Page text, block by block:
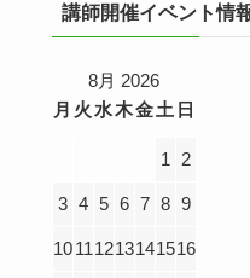
講師開催イベント情
8月 2026
月 火 水木金土 日
1 2
3 4 5 6 7 8 9
10111213141516